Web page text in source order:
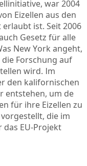
war 2004
Eizellen aus den
ist. Seit 2006
Gesetz für alle
New York angeht,
Forschung auf
wird. Im
den kalifornischen
entstehen, um de
für ihre Eizellen zu
die im
das EU-Projekt